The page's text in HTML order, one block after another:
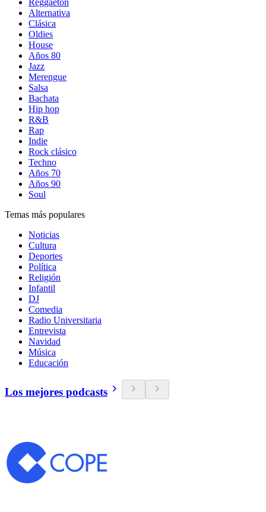
Reggaetón
Alternativa
Clásica
Oldies
House
Años 80
Jazz
Merengue
Salsa
Bachata
Hip hop
R&B
Rap
Indie
Rock clásico
Techno
Años 70
Años 90
Soul
Temas más populares
Noticias
Cultura
Deportes
Política
Religión
Infantil
DJ
Comedia
Radio Universitaria
Entrevista
Navidad
Música
Educación
Los mejores podcasts